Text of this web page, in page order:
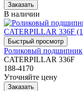
В наличии
Роликовый подшипник
CATERPILLAR 336F
188-4170
Уточняйте цену